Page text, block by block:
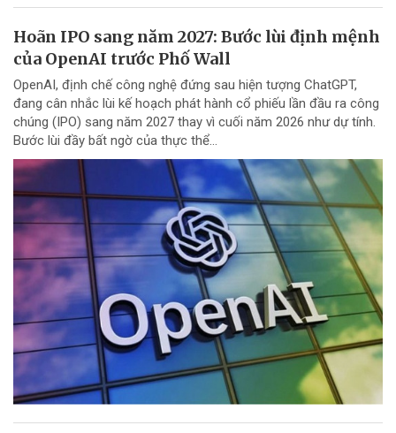
Hoãn IPO sang năm 2027: Bước lùi định mệnh
của OpenAI trước Phố Wall
OpenAI, định chế công nghệ đứng sau hiện tượng ChatGPT,
đang cân nhắc lùi kế hoạch phát hành cổ phiếu lần đầu ra công
chúng (IPO) sang năm 2027 thay vì cuối năm 2026 như dự tính.
Bước lùi đầy bất ngờ của thực thể...